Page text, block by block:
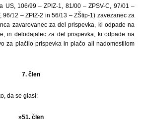
US, 106/99 – ZPIZ-1, 81/00 – ZPSV-C, 97/01 –
96/12 – ZPIZ-2 in 56/13 – ZŠtip-1) zavezanec za
zavarovanec za del prispevka, ki odpade na
in delodajalec za del prispevka, ki odpade na
za plačilo prispevka in plačo ali nadomestilom
7. člen
da se glasi:
»51. člen